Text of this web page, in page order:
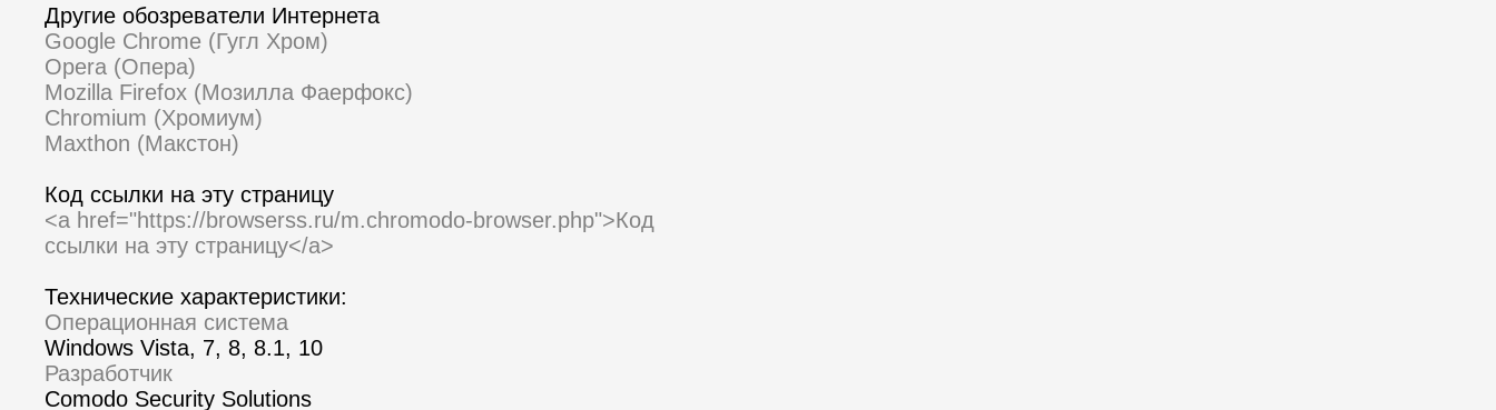
Другие обозреватели Интернета
Google Chrome (Гугл Хром)
Opera (Опера)
Mozilla Firefox (Мозилла Фаерфокс)
Chromium (Хромиум)
Maxthon (Макстон)
Код ссылки на эту страницу
<a href="https://browserss.ru/m.chromodo-browser.php">Код
ссылки на эту страницу</a>
Технические характеристики:
Операционная система
Windows Vista, 7, 8, 8.1, 10
Разработчик
Comodo Security Solutions